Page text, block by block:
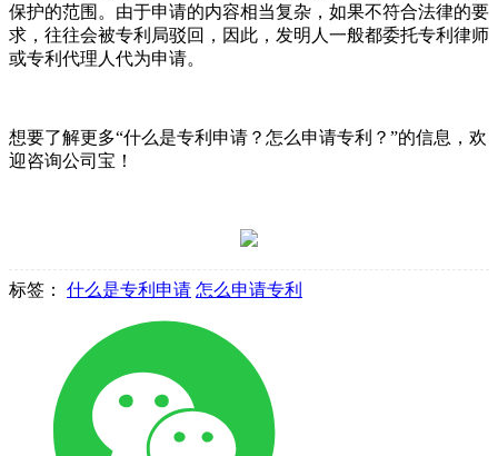
保护的范围。由于申请的内容相当复杂，如果不符合法律的要
求，往往会被专利局驳回，因此，发明人一般都委托专利律师
或专利代理人代为申请。
想要了解更多“什么是专利申请？怎么申请专利？”的信息，欢
迎咨询公司宝！
标签： 什么是专利申请 怎么申请专利